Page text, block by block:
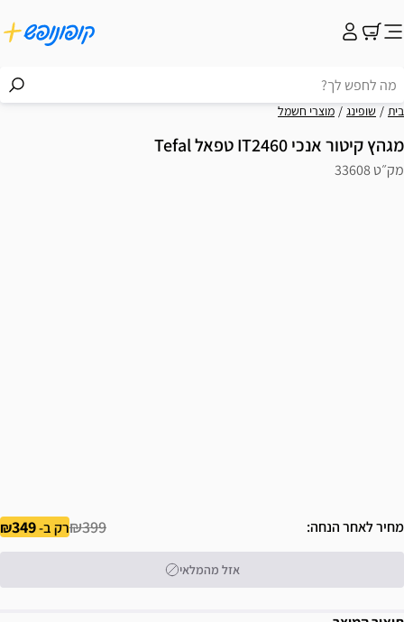
בית שופינג מוצרי חשמל
מגהץ קיטור אנכי IT2460 טפאל Tefal
מק״ט 33608
מחיר לאחר הנחה ₪399רק ב-349
אזל מהמלאי